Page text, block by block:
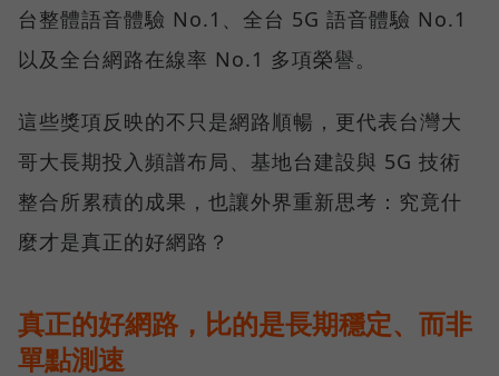
台整體語音體驗 No.1、全台 5G 語音體驗 No.1
以及全台網路在線率 No.1 多項榮譽。
這些獎項反映的不只是網路順暢，更代表台灣大
哥大長期投入頻譜布局、基地台建設與 5G 技術
整合所累積的成果，也讓外界重新思考：究竟什
麼才是真正的好網路？
真正的好網路，比的是長期穩定、而非
單點測速